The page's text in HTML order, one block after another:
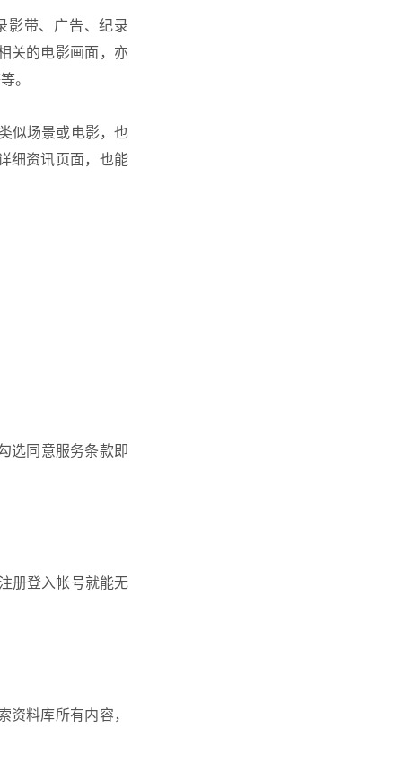
影带、广告、纪录
关的电影画面，亦
。
似场景或电影，也
细资讯页面，也能
选同意服务条款即
册登入帐号就能无
料库所有内容，